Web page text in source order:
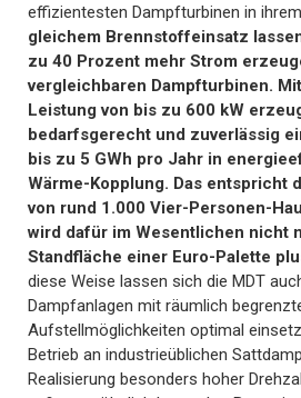
effizientesten Dampfturbinen in
gleichem Brennstoffeinsatz
zu 40 Prozent mehr Strom
vergleichbaren Dampfturbinen.
Leistung von bis zu 600 kW
bedarfsgerecht und zuverlässig
bis zu 5 GWh pro Jahr in
Wärme-Kopplung. Das entspricht
von rund 1.000 Vier-Personen-
wird dafür im Wesentlichen nicht
Standfläche einer Euro-Palette
diese Weise lassen sich die MDT
Dampfanlagen mit räumlich
Aufstellmöglichkeiten optimal
Betrieb an industrieüblichen
Realisierung besonders hoher